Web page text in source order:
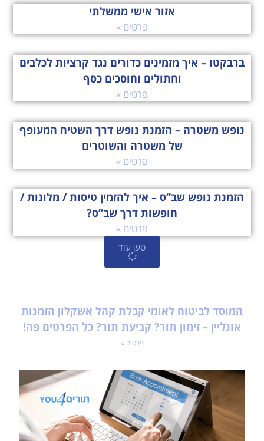
אזור אישי ממשלתי
פרטים »
ברבקטו – איך מזמינים כדורים נגד קרציות לכלבים
וחתולים וחוסכים כסף
פרטים »
נופש משטרה – הזמנת נופש דרך השטיח המעופף
של משטרה והשוטרים
פרטים »
הזמנת נופש שב”ס – איך להזמין טיסות / מלונות /
חופשות דרך שב”ס?
פרטים »
טען עוד
המוסד לביטוח לאומי קבלת קהל אשקלון הזמנות
אונליין – זימון תור? קביעת תור? כל הפרטים פה!
פרטים »